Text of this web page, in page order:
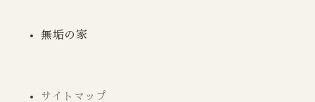
無垢の家
サイトマップ